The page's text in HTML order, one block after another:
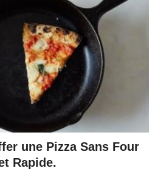
une Pizza Sans Four
Rapide.